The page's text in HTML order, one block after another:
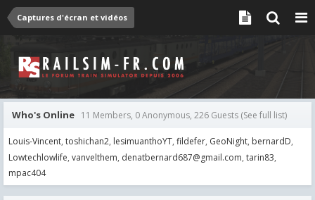
Captures d'écran et vidéos
Who's Online 11 Members, 0 Anonymous, 226 Guests (See full list)
Louis-Vincent toshichan2 lesimuanthoYT fildefer GeoNight bernardD
Lowtechlowlife vanvelthem denatbernard687@gmail.com tarin83
mpac404